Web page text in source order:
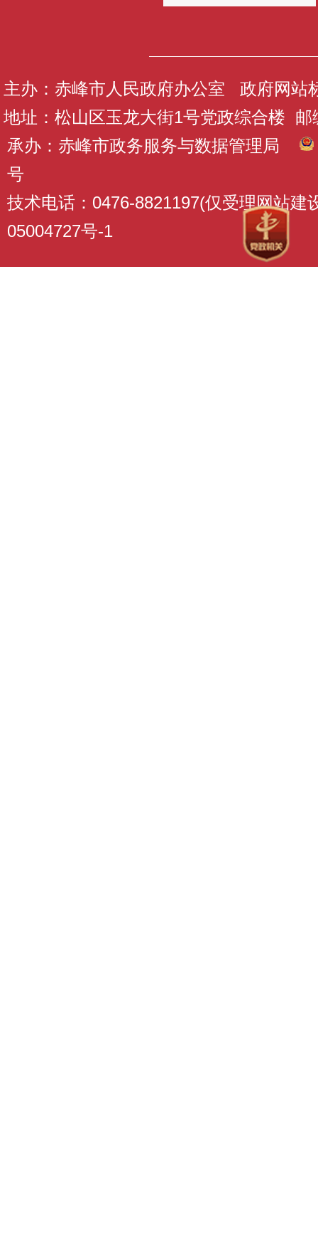
主办：赤峰市人民政府办公室 政府网站
地址：松山区玉龙大街1号党政综合楼 邮
承办：赤峰市政务服务与数据管理局
号
技术电话：0476-8821197(仅受理网站建
05004727号-1